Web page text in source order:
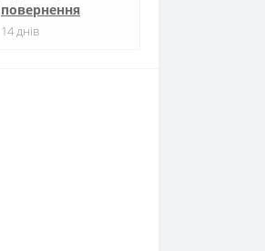
повернення
14 днів